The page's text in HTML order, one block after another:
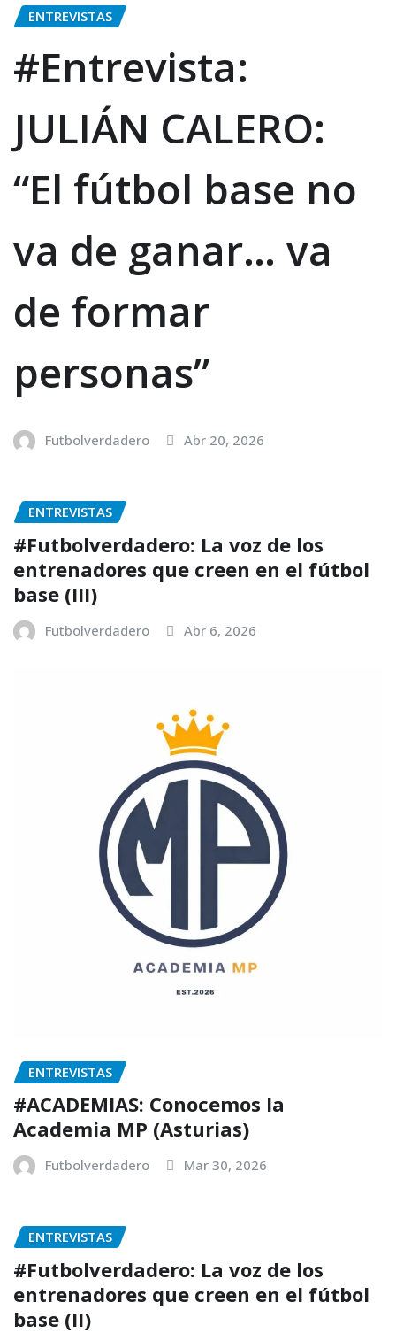
ENTREVISTAS
#Entrevista:
JULIÁN CALERO:
“El fútbol base no
va de ganar… va
de formar
personas”
Futbolverdadero Abr 20, 2026
ENTREVISTAS
#Futbolverdadero: La voz de los
entrenadores que creen en el fútbol
base (III)
Futbolverdadero Abr 6, 2026
ENTREVISTAS
#ACADEMIAS: Conocemos la
Academia MP (Asturias)
Futbolverdadero Mar 30, 2026
ENTREVISTAS
#Futbolverdadero: La voz de los
entrenadores que creen en el fútbol
base (II)